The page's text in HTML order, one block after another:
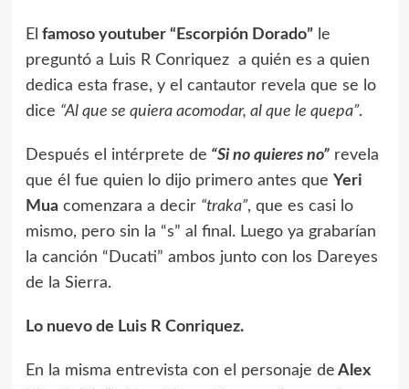
El famoso youtuber “Escorpión Dorado”le
preguntó a Luis R Conriquez a quién es a quien
dedica esta frase, y el cantautor revela que se lo
dice “Al que se quiera acomodar, al que le quepa”.
Después el intérprete de “Si no quieres no”revela
que él fue quien lo dijo primero antes que Yeri
Muacomenzara a decir “traka”, que es casi lo
mismo, pero sin la “s” al final. Luego ya grabarían
la canción “Ducati” ambos junto con los Dareyes
de la Sierra.
Lo nuevo de Luis R Conriquez.
En la misma entrevista con el personaje de Alex